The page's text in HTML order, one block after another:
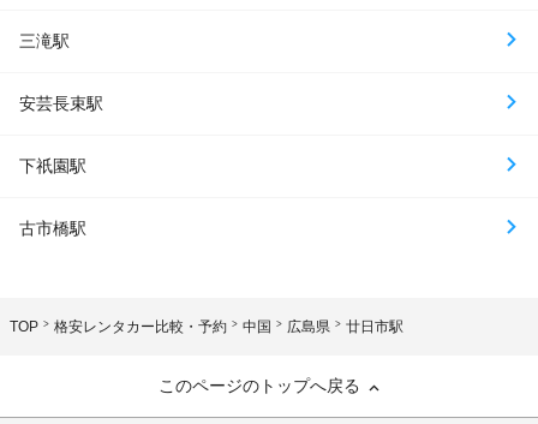
三滝駅
安芸長束駅
下祇園駅
古市橋駅
TOP 格安レンタカー比較・予約 中国 広島県 廿日市駅
このページのトップへ戻る